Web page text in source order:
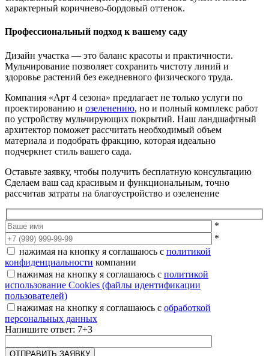
характерный коричнево-бордовый оттенок.
Профессиональный подход к вашему саду
Дизайн участка — это баланс красоты и практичности.
Мульчирование позволяет сохранить чистоту линий и
здоровье растений без ежедневного физического труда.
Компания «Арт 4 сезона» предлагает не только услуги по
проектированию и озеленению, но и полный комплекс работ
по устройству мульчирующих покрытий. Наш ландшафтный
архитектор поможет рассчитать необходимый объем
материала и подобрать фракцию, которая идеально
подчеркнет стиль вашего сада.
Оставьте заявку, чтобы получить бесплатную консультацию
Сделаем ваш сад красивым и функциональным, точно
рассчитав затраты на благоустройство и озеленение
*
*
нажимая на кнопку я соглашаюсь с политикой
конфиденциальности компании
нажимая на кнопку я соглашаюсь с политикой
использование Cookies (файлы идентификации
пользователей)
нажимая на кнопку я соглашаюсь с обработкой
персональных данных
Напишите ответ: 7+3